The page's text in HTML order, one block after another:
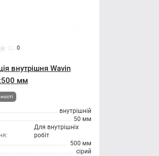
0
внутрішня Wavin
мм
внутрішній
50 мм
Для внутрішніх
робіт
500 мм
сірий